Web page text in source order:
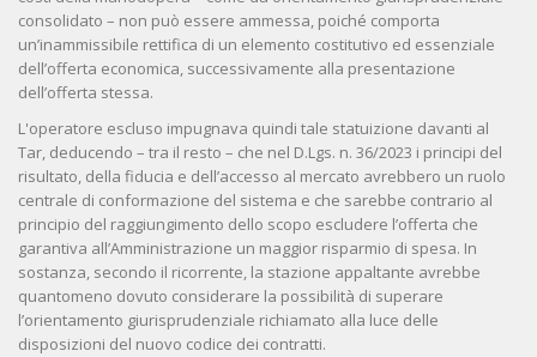
consolidato – non può essere ammessa, poiché comporta
un’inammissibile rettifica di un elemento costitutivo ed essenziale
dell’offerta economica, successivamente alla presentazione
dell’offerta stessa.
L'operatore escluso impugnava quindi tale statuizione davanti al
Tar, deducendo – tra il resto – che nel D.Lgs. n. 36/2023 i principi del
risultato, della fiducia e dell’accesso al mercato avrebbero un ruolo
centrale di conformazione del sistema e che sarebbe contrario al
principio del raggiungimento dello scopo escludere l’offerta che
garantiva all’Amministrazione un maggior risparmio di spesa. In
sostanza, secondo il ricorrente, la stazione appaltante avrebbe
quantomeno dovuto considerare la possibilità di superare
l’orientamento giurisprudenziale richiamato alla luce delle
disposizioni del nuovo codice dei contratti.